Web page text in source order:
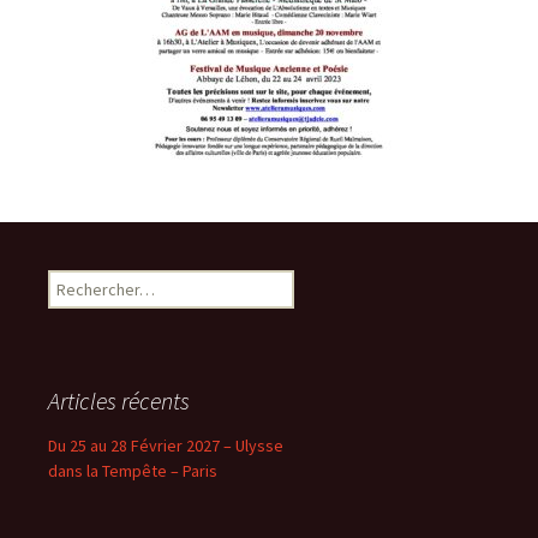
Rechercher :
Articles récents
Du 25 au 28 Février 2027 – Ulysse
dans la Tempête – Paris